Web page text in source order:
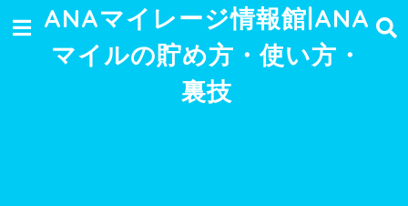
ANAマイレージ情報館|ANA
マイルの貯め方・使い方・
裏技